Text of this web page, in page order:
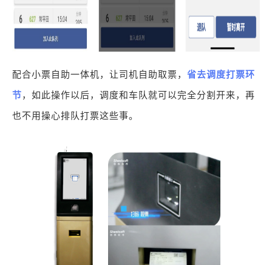
配合小票自助一体机，让司机自助取票， 省去调度打票环
节，如此操作以后，调度和车队就可以完全分割开来，再
也不用操心排队打票这些事。
扫描微信二维码